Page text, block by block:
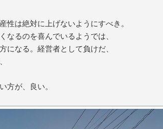
性は絶対に上げないようにすべき。
なるのを喜んでいるようでは、
になる。経営者として負けだ、
方が、良い。